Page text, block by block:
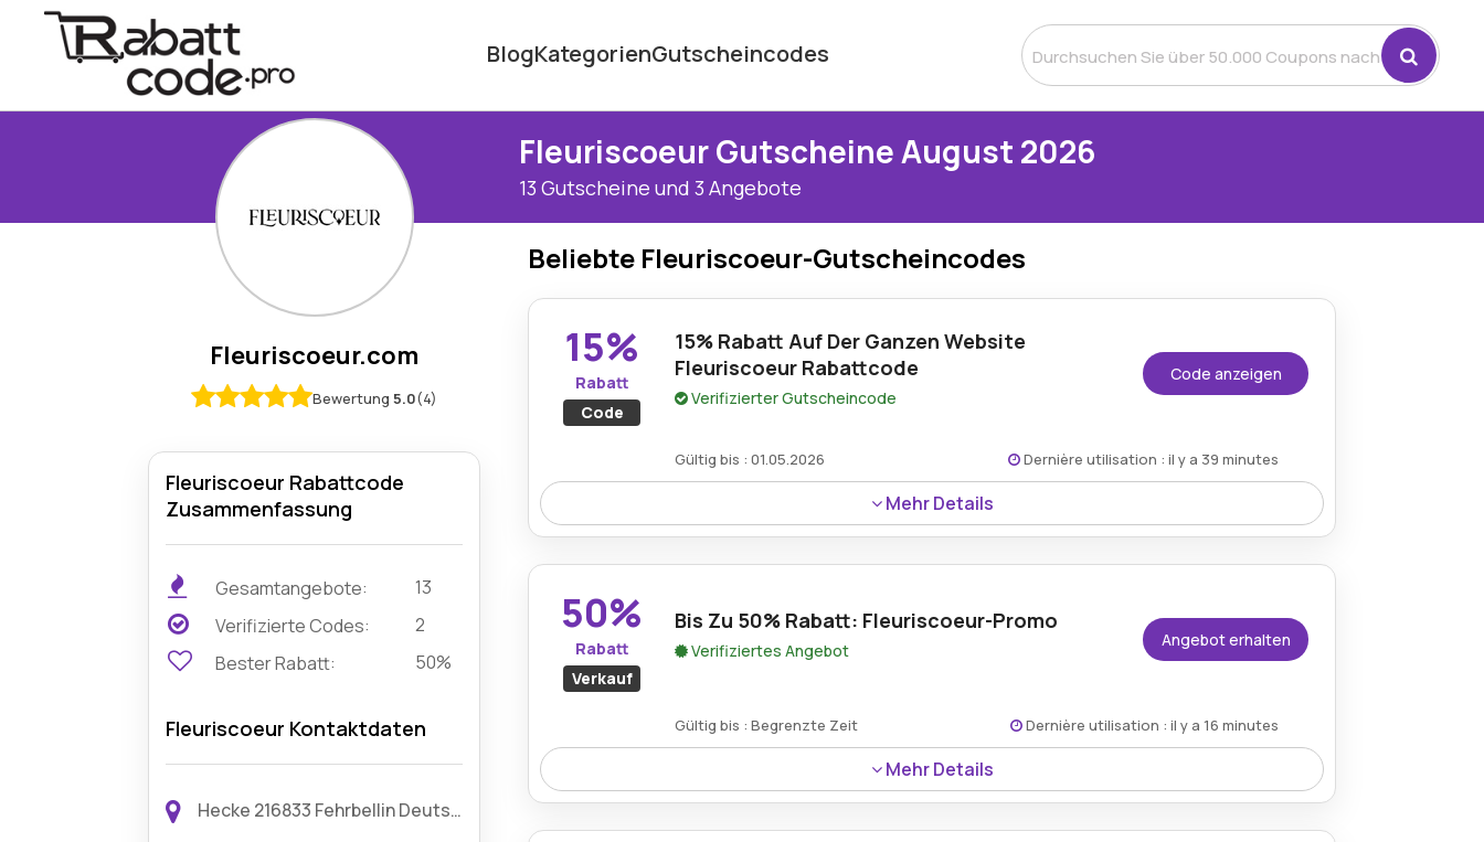
BlogKategorienGutscheincodes
Fleuriscoeur Gutscheine August 2026
13 Gutscheine und 3 Angebote
Beliebte Fleuriscoeur-Gutscheincodes
15%
Rabatt
Code
15% Rabatt Auf Der Ganzen Website
Fleuriscoeur Rabattcode
Verifizierter Gutscheincode
Code anzeigen
Gültig bis : 01.05.2026 Dernière utilisation : il y a 39 minutes
Mehr Details
Ein Fleuriscoeur Rabattcode gewährt 15% Rabatt auf die gesamte Website und bietet Kunden
großen Wert beim Kauf verschiedener eleganter Kollektionen.
50%
Rabatt
Verkauf
Bis Zu 50% Rabatt: Fleuriscoeur-Promo
Verifiziertes Angebot
Angebot erhalten
Gültig bis : Begrenzte Zeit Dernière utilisation : il y a 16 minutes
Mehr Details
Genießen Sie bis zu 50% Rabatt mit der Fleuriscoeur-Aktion, die unglaubliche Rabatte auf eine
Vielzahl handgefertigter und künstlerischer Stücke bietet. Von bezauberndem Schmuck bis hin
Fleuriscoeur.com
Bewertung5.0(4)
Fleuriscoeur Rabattcode
Zusammenfassung
Gesamtangebote:
13
Verifizierte Codes:
2
Bester Rabatt:
50%
Fleuriscoeur Kontaktdaten
Hecke 216833 Fehrbellin Deutschland